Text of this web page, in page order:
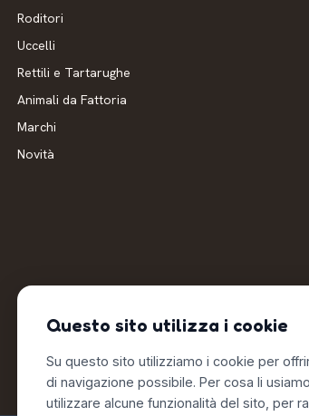
Roditori
Uccelli
Rettili e Tartarughe
Animali da Fattoria
Marchi
Novità
Questo sito utilizza i cookie
Su questo sito utilizziamo i cookie per
di navigazione possibile. Per cosa li
utilizzare alcune funzionalità del sito, per